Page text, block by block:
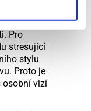
přístup
Pro
stresující
stylu
Proto je
osobní vizí